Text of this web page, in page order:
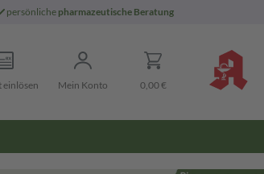
persönliche pharmazeutische Beratung
einlösen Mein Konto 0,00 €